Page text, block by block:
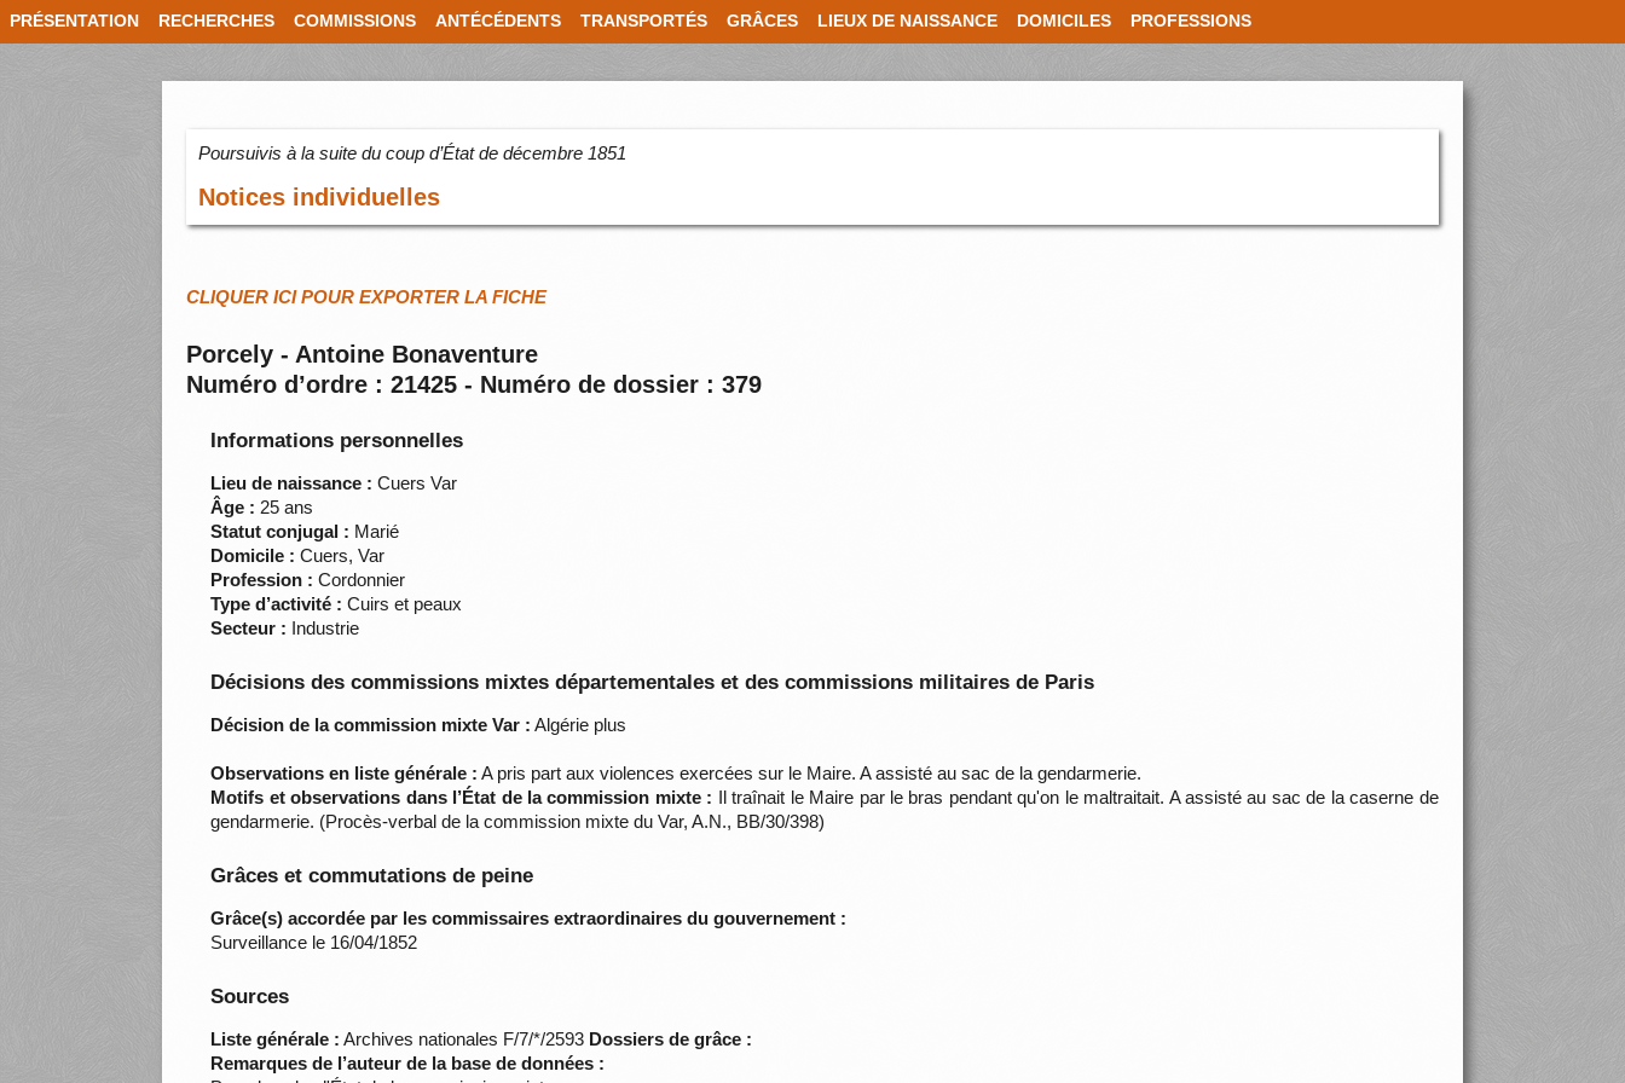
PRÉSENTATION RECHERCHES COMMISSIONS ANTÉCÉDENTS TRANSPORTÉS GRÂCES LIEUX DE NAISSANCE DOMICILES PROFESSIONS
Poursuivis à la suite du coup d’État de décembre 1851
Notices individuelles
CLIQUER ICI POUR EXPORTER LA FICHE
Porcely - Antoine Bonaventure
Numéro d’ordre : 21425 - Numéro de dossier : 379
Informations personnelles
Lieu de naissance : Cuers Var
Âge : 25 ans
Statut conjugal : Marié
Domicile : Cuers, Var
Profession : Cordonnier
Type d’activité : Cuirs et peaux
Secteur : Industrie
Décisions des commissions mixtes départementales et des commissions militaires de Paris
Décision de la commission mixte Var : Algérie plus
Observations en liste générale : A pris part aux violences exercées sur le Maire. A assisté au sac de la gendarmerie.
Motifs et observations dans l’État de la commission mixte : Il traînait le Maire par le bras pendant qu'on le maltraitait. A assisté au sac de la caserne de
gendarmerie. (Procès-verbal de la commission mixte du Var, A.N., BB/30/398)
Grâces et commutations de peine
Grâce(s) accordée par les commissaires extraordinaires du gouvernement :
Surveillance le 16/04/1852
Sources
Liste générale : Archives nationales F/7/*/2593 Dossiers de grâce :
Remarques de l’auteur de la base de données :